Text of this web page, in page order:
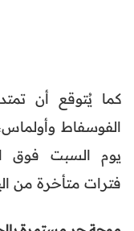
كما يُتوقع أن
الفوسفاط
يوم السبت فوق
فترات متأخرة من